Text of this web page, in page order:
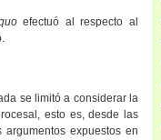
efectuó al respecto al
se limitó a considerar la
esto es, desde las
expuestos en